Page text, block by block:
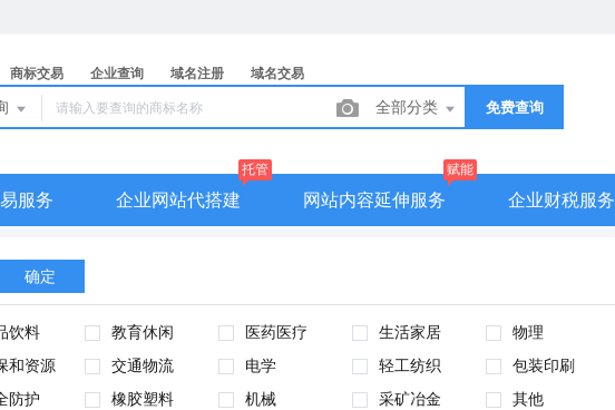
商标交易 企业查询 域名注册 域名交易
全部分类 免费查询
服务 企业网站代搭建
托管
网站内容延伸服务
赋能
企业财税服务
确定
饮料 教育休闲 医药医疗 生活家居 物理
和资源 交通物流 电学 轻工纺织 包装印刷
防护 橡胶塑料 机械 采矿冶金 其他